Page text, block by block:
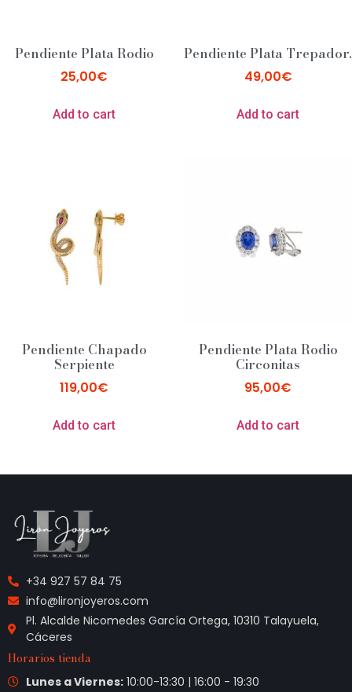
Pendiente Plata Rodio
25,00€
Add to cart
Pendiente Plata Trepador.
49,00€
Add to cart
Pendiente Chapado
Serpiente
119,00€
Add to cart
Pendiente Plata Rodio
Circonitas
95,00€
Add to cart
+34 927 57 84 75
info@lironjoyeros.com
Pl. Alcalde Nicomedes García Ortega, 10310 Talayuela,
Cáceres
Horarios tienda
Lunes a Viernes:10:00-13:30 | 16:00 - 19:30